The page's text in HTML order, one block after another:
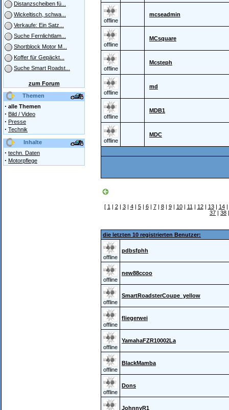
Distanzscheiben fü...
Wickeltisch, schwa...
Verkaufe: Ein Satz...
Suche Fernlichtlam...
Shortblock Motor M...
Koffer für Gepäckt...
Suche Smart Roadst...
zum Forum
Themen
· alle Themen
· Bild / Video
· Presse
· Technik
Inhalte
· techn. Daten
· Motorpflege
offline
mcseadmin
offline
MCsquare
offline
Mcsteph
offline
md
offline
MDB1
offline
MDC
[ 1 | 2| 3| 4| 5| 6| 7| 8| 9| 10| 11 | 12| 13| 14|
37 | 38
die letzten 10 registrierten Benutzer:
offline
pdbsfphh
offline
new88ccoo
offline
SmartRoadsterCoupe_yellow
offline
fliegerwei
offline
YamahaFZR10002La
offline
BlackMamba
offline
Dons
JohnnyR1